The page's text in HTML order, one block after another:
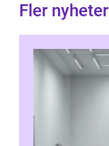
Fler nyheter